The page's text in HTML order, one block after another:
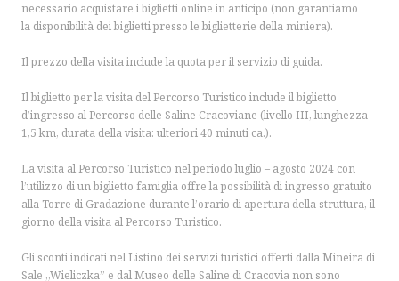
necessario acquistare i biglietti online in anticipo (non garantiamo
la disponibilità dei biglietti presso le biglietterie della miniera).
Il prezzo della visita include la quota per il servizio di guida.
Il biglietto per la visita del Percorso Turistico include il biglietto
d’ingresso al Percorso delle Saline Cracoviane (livello III, lunghezza
1,5 km, durata della visita: ulteriori 40 minuti ca.).
La visita al Percorso Turistico nel periodo luglio – agosto 2024 con
l’utilizzo di un biglietto famiglia offre la possibilità di ingresso gratuito
alla Torre di Gradazione durante l’orario di apertura della struttura, il
giorno della visita al Percorso Turistico.
Gli sconti indicati nel Listino dei servizi turistici offerti dalla Mineira di
Sale „Wieliczka” e dal Museo delle Saline di Cracovia non sono